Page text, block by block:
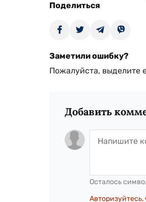
Поделиться
Заметили ошибку?
Пожалуйста, выделите
Добавить
Осталось